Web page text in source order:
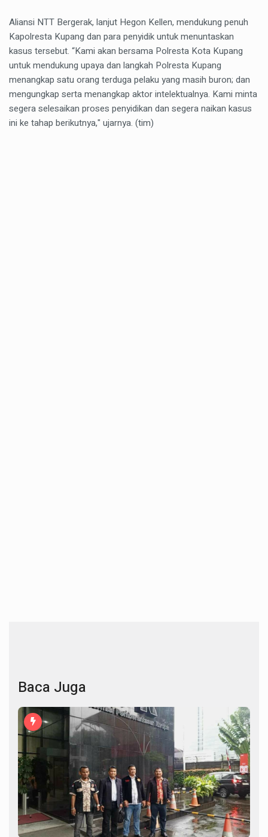
Aliansi NTT Bergerak, lanjut Hegon Kellen, mendukung penuh
Kapolresta Kupang dan para penyidik untuk menuntaskan
kasus tersebut. “Kami akan bersama Polresta Kota Kupang
untuk mendukung upaya dan langkah Polresta Kupang
menangkap satu orang terduga pelaku yang masih buron; dan
mengungkap serta menangkap aktor intelektualnya. Kami minta
segera selesaikan proses penyidikan dan segera naikan kasus
ini ke tahap berikutnya," ujarnya. (tim)
Baca Juga